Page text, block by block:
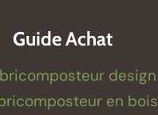
Guide Achat
design
en bois